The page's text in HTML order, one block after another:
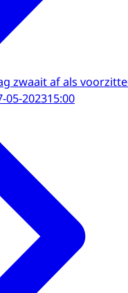
zwaait af als
05-202315:00